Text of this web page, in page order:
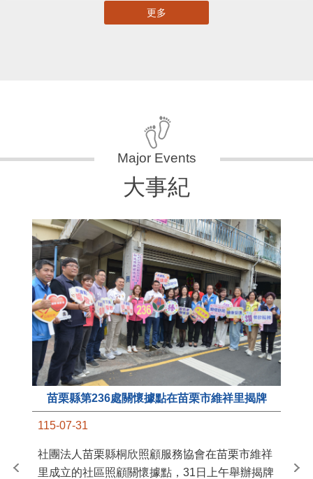
更多
大事紀
苗栗縣第236處關懷據點在苗栗市維祥里揭牌
115-07-31
社團法人苗栗縣桐欣照顧服務協會在苗栗市維祥
里成立的社區照顧關懷據點，31日上午舉辦揭牌
苗